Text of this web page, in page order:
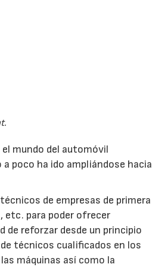
mundo del automóvil
poco ha ido ampliándose hacia
de empresas de primera
etc. para poder ofrecer
de reforzar desde un principio
técnicos cualificados en los
máquinas así como la